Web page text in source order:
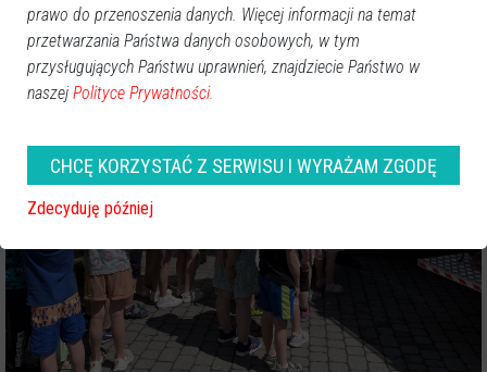
prawo do przenoszenia danych. Więcej informacji na temat
przetwarzania Państwa danych osobowych, w tym
przysługujących Państwu uprawnień, znajdziecie Państwo w
naszej Polityce Prywatności.
CHCĘ KORZYSTAĆ Z SERWISU I WYRAŻAM ZGODĘ
Zdecyduję później